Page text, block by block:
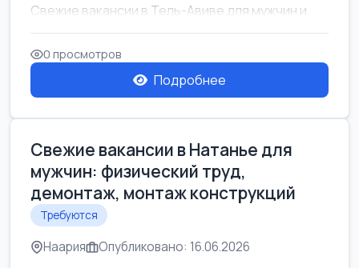
Свежие вакансии в Тель-Авиве для мужчин и
женщин от хозя...
0 просмотров
Подробнее
Свежие вакансии в Натанье для
мужчин: физический труд,
демонтаж, монтаж конструкций
Требуются
Наария Опубликовано: 16.06.2026